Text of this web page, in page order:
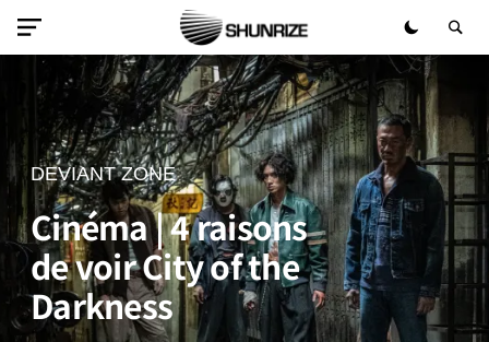
DEVIANT ZONE
Cinéma | 4 raisons
de voir City of the
Darkness